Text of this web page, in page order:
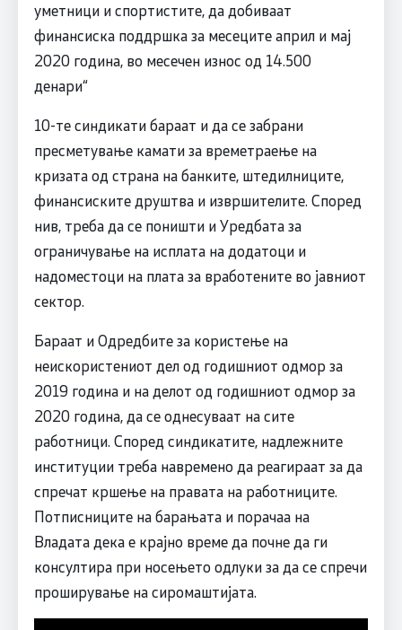
уметници и спортистите, да добиваат
финансиска поддршка за месеците април и мај
2020 година, во месечен износ од 14.500
денари“
10-те синдикати бараат и да се забрани
пресметување камати за времетраење на
кризата од страна на банките, штедилниците,
финансиските друштва и извршителите. Според
нив, треба да се поништи и Уредбата за
ограничување на исплата на додатоци и
надоместоци на плата за вработените во јавниот
сектор.
Бараат и Одредбите за користење на
неискористениот дел од годишниот одмор за
2019 година и на делот од годишниот одмор за
2020 година, да се однесуваат на сите
работници. Според синдикатите, надлежните
институции треба навремено да реагираат за да
спречат кршење на правата на работниците.
Потписниците на барањата и порачаа на
Владата дека е крајно време да почне да ги
консултира при носењето одлуки за да се спречи
проширување на сиромаштијата.